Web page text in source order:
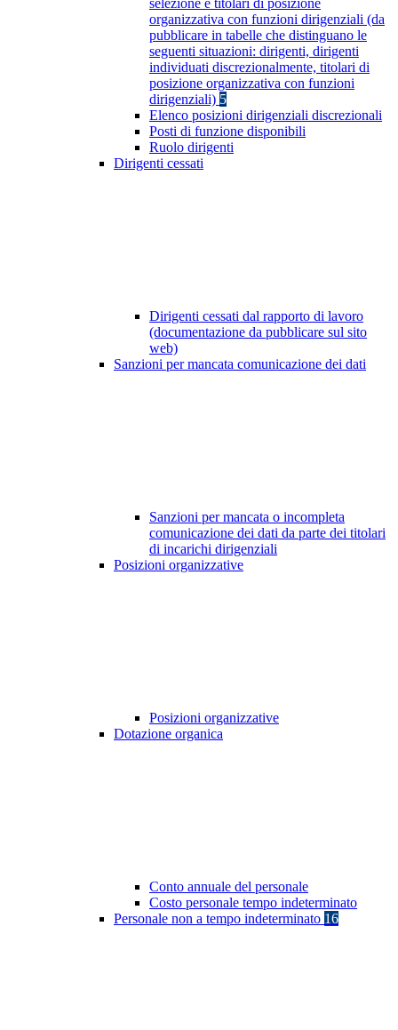
selezione e titolari di posizione
organizzativa con funzioni dirigenziali (da
pubblicare in tabelle che distinguano le
seguenti situazioni: dirigenti, dirigenti
individuati discrezionalmente, titolari di
posizione organizzativa con funzioni
dirigenziali) 5
Elenco posizioni dirigenziali discrezionali
Posti di funzione disponibili
Ruolo dirigenti
Dirigenti cessati
Dirigenti cessati dal rapporto di lavoro
(documentazione da pubblicare sul sito
web)
Sanzioni per mancata comunicazione dei dati
Sanzioni per mancata o incompleta
comunicazione dei dati da parte dei titolari
di incarichi dirigenziali
Posizioni organizzative
Posizioni organizzative
Dotazione organica
Conto annuale del personale
Costo personale tempo indeterminato
Personale non a tempo indeterminato 16